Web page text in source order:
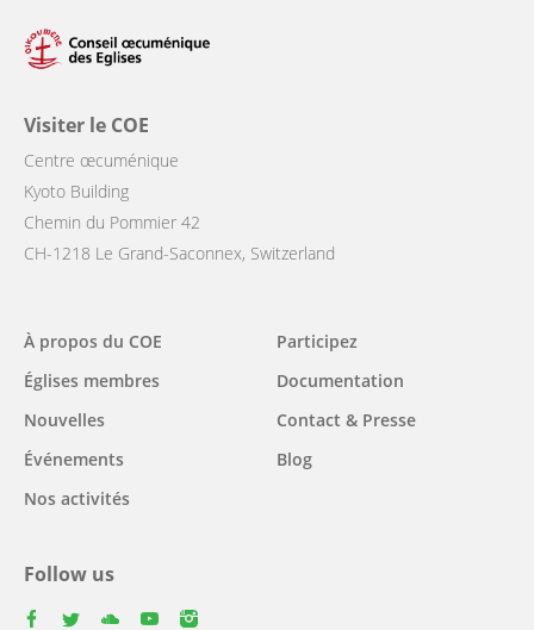
Visiter le COE
Centre œcuménique
Kyoto Building
Chemin du Pommier 42
CH-1218 Le Grand-Saconnex, Switzerland
Main
navigation
À propos du COE
Églises membres
Nouvelles
Événements
Nos activités
Participez
Documentation
Contact & Presse
Blog
Follow us